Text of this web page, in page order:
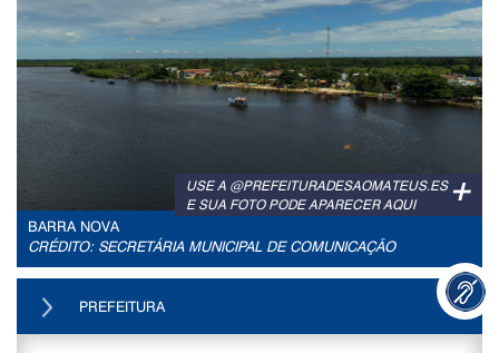
+
USE A @PREFEITURADESAOMATEUS.ES
E SUA FOTO PODE APARECER AQUI
BARRA NOVA
CRÉDITO: SECRETÁRIA MUNICIPAL DE COMUNICAÇÃO
PREFEITURA